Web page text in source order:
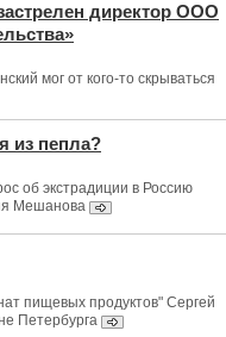
директор ООО
мог от кого-то скрываться
из пепла?
об экстрадиции в Россию
Мешанова
пищевых продуктов" Сергей
Петербурга